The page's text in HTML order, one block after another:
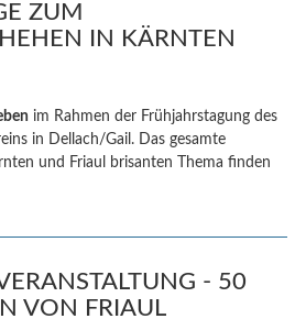
ZUM
IN KÄRNTEN
en im Rahmen der Frühjahrstagung des
in Dellach/Gail. Das gesamte
und Friaul brisanten Thema finden
- 50
VON FRIAUL